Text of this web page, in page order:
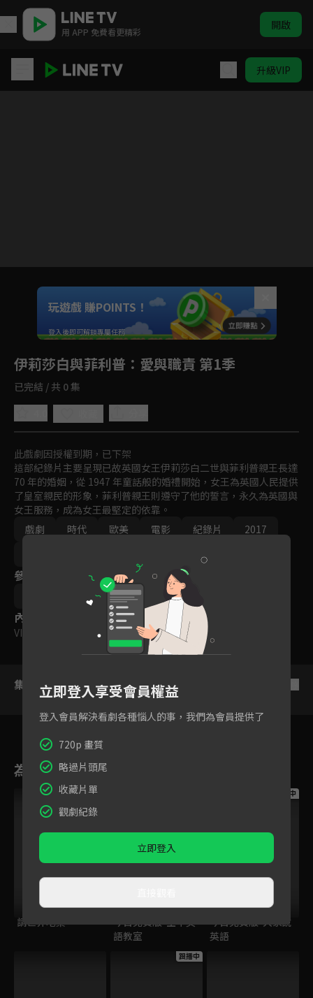
用 APP 免費看更精彩 開啟
升級VIP
Unmute
如有不便請見諒
玩遊戲 賺POINTS！
登入後即可解鎖專屬任務
伊莉莎白與菲利普：愛與職責 第1季
已完結 / 共 0 集
此戲劇因授權到期，已下架
這部紀錄片主要呈現已故英國女王伊莉莎白二世與菲利普親王長達
70 年的婚姻，從 1947 年童話般的婚禮開始，女王為英國人民提供
了皇室親民的形象，菲利普親王則遵守了他的誓言，永久為英國與
女王服務，成為女王最堅定的依靠。
戲劇
時代 歐美 電影 紀錄片
2017
參與演員
英國女王伊莉莎白二世 菲利普親王
內容標籤
VIP
集數列表
為您推薦
跟播中
請世界吃桌
今日免費版-空中英
語教室
跟播中
今日免費版-大家說
英語
跟播中
立即登入享受會員權益
登入會員解決看劇各種惱人的事，我們為會員提供了
720p 畫質
略過片頭尾
收藏片單
觀劇紀錄
立即登入